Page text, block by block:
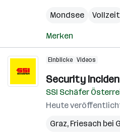
Mondsee
Vollzeit
Merken
Einblicke Videos
Security
SSI Schäfer
Heute
Graz, Friesach bei